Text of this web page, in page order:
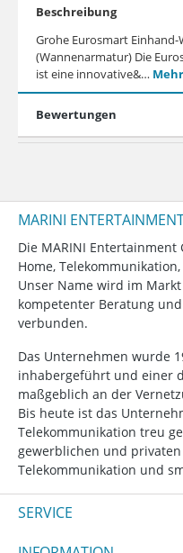
Beschreibung
Grohe Eurosmart
(Wannenarmatur) Die
ist eine innovative&… Mehr
Bewertungen
MARINI
Die MARINI
Home,
Unser Name wird im
kompetenter Beratung
verbunden.
Das Unternehmen wurde
inhabergeführt und einer
maßgeblich an der
Bis heute ist das
Telekommunikation treu
gewerblichen und
Telekommunikation und
SERVICE